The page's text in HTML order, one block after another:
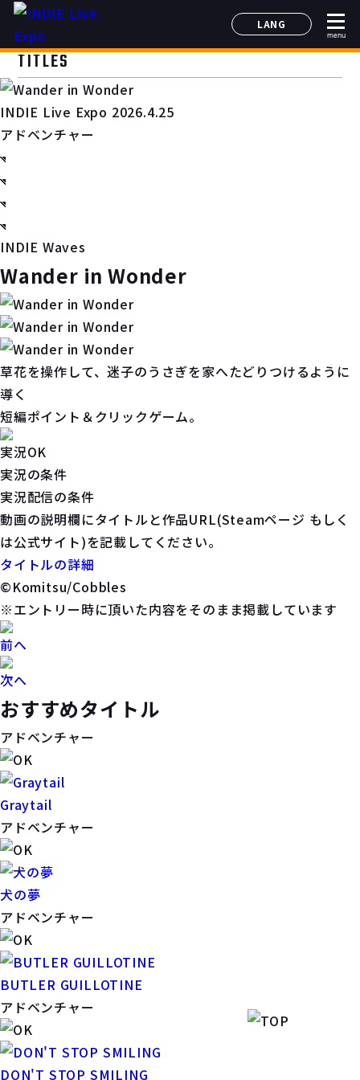
LANG
日本語
menu
TITLES
INDIE Live Expo 2026.4.25
アドベンチャー
INDIE Waves
Wander in Wonder
草花を操作して、迷子のうさぎを家へたどりつけるように
導く
短編ポイント＆クリックゲーム。
実況OK
実況の条件
実況配信の条件
動画の説明欄にタイトルと作品URL(Steamページ もしく
は公式サイト)を記載してください。
タイトルの詳細
©Komitsu/Cobbles
※エントリー時に頂いた内容をそのまま掲載しています
前へ
次へ
おすすめタイトル
アドベンチャー
Graytail
アドベンチャー
犬の夢
アドベンチャー
BUTLER GUILLOTINE
アドベンチャー
DON'T STOP SMILING